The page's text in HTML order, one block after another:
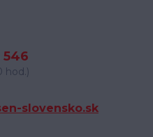
546
hod.)
slovensko.sk